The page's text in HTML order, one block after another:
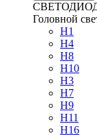
Головной
H1
H4
H8
H10
H3
H7
H9
H11
H16